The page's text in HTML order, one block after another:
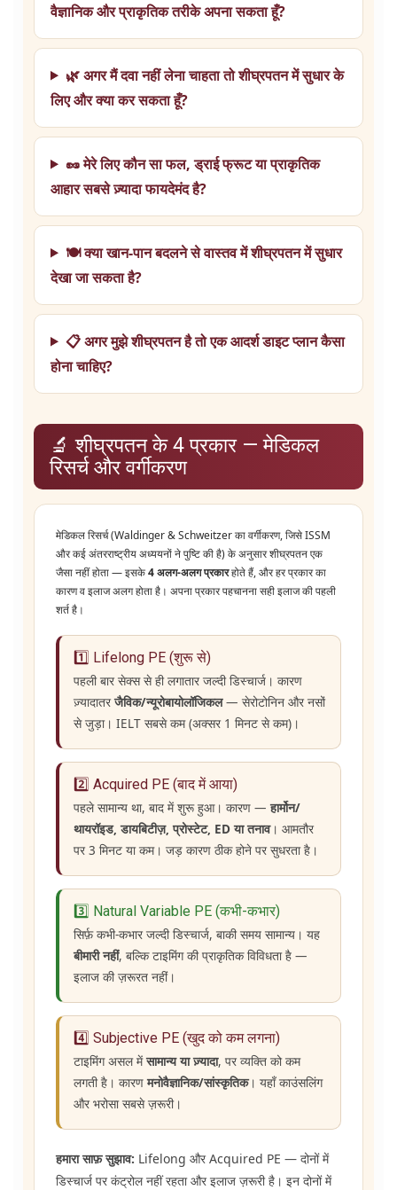
वैज्ञानिक और प्राकृतिक तरीके अपना सकता हूँ?
🌿 अगर मैं दवा नहीं लेना चाहता तो शीघ्रपतन में सुधार के
लिए और क्या कर सकता हूँ?
🥜 मेरे लिए कौन सा फल, ड्राई फ्रूट या प्राकृतिक
आहार सबसे ज़्यादा फायदेमंद है?
🍽️ क्या खान-पान बदलने से वास्तव में शीघ्रपतन में सुधार
देखा जा सकता है?
📋 अगर मुझे शीघ्रपतन है तो एक आदर्श डाइट प्लान कैसा
होना चाहिए?
🔬 शीघ्रपतन के 4 प्रकार — मेडिकल
रिसर्च और वर्गीकरण
मेडिकल रिसर्च (Waldinger & Schweitzer का वर्गीकरण, जिसे ISSM
और कई अंतरराष्ट्रीय अध्ययनों ने पुष्टि की है) के अनुसार शीघ्रपतन एक
जैसा नहीं होता — इसके4 अलग-अलग प्रकारहोते हैं, और हर प्रकार का
कारण व इलाज अलग होता है। अपना प्रकार पहचानना सही इलाज की पहली
शर्त है।
1️⃣ Lifelong PE (शुरू से)
पहली बार सेक्स से ही लगातार जल्दी डिस्चार्ज। कारण
ज़्यादातरजैविक/न्यूरोबायोलॉजिकल— सेरोटोनिन और नसों
से जुड़ा। IELT सबसे कम (अक्सर 1 मिनट से कम)।
2️⃣ Acquired PE (बाद में आया)
पहले सामान्य था, बाद में शुरू हुआ। कारण —हार्मोन/
थायरॉइड, डायबिटीज़, प्रोस्टेट, ED या तनाव। आमतौर
पर 3 मिनट या कम। जड़ कारण ठीक होने पर सुधरता है।
3️⃣ Natural Variable PE (कभी-कभार)
सिर्फ़ कभी-कभार जल्दी डिस्चार्ज, बाकी समय सामान्य। यह
बीमारी नहीं, बल्कि टाइमिंग की प्राकृतिक विविधता है —
इलाज की ज़रूरत नहीं।
4️⃣ Subjective PE (खुद को कम लगना)
टाइमिंग असल मेंसामान्य या ज़्यादा, पर व्यक्ति को कम
लगती है। कारणमनोवैज्ञानिक/सांस्कृतिक। यहाँ काउंसलिंग
और भरोसा सबसे ज़रूरी।
हमारा साफ़ सुझाव: Lifelong और Acquired PE — दोनों में
डिस्चार्ज पर कंट्रोल नहीं रहता और इलाज ज़रूरी है। इन दोनों में